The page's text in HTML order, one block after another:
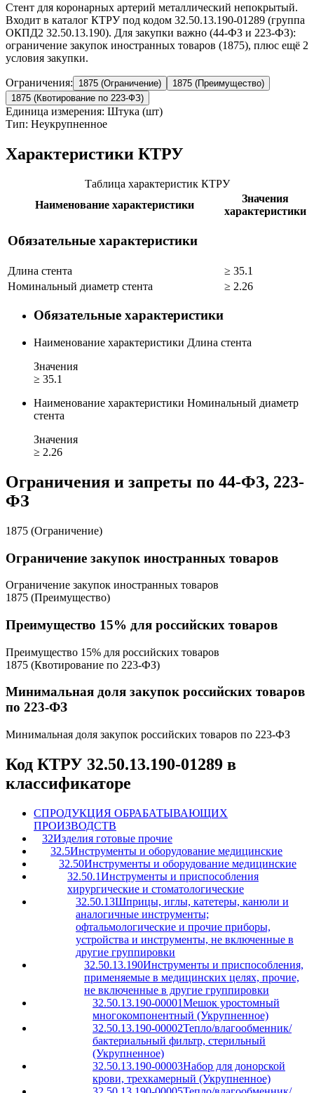
Стент для коронарных артерий металлический непокрытый.
Входит в каталог КТРУ под кодом 32.50.13.190-01289 (группа
ОКПД2 32.50.13.190). Для закупки важно (44-ФЗ и 223-ФЗ):
ограничение закупок иностранных товаров (1875), плюс ещё 2
условия закупки.
Ограничения: 1875 (Ограничение)
1875 (Преимущество)
1875 (Квотирование по 223-ФЗ)
Единица измерения: Штука (шт)
Тип: Неукрупненное
Характеристики КТРУ
Таблица характеристик КТРУ
Наименование характеристики
Значения
характеристики
Обязательные характеристики
Длина стента
≥ 35.1
Номинальный диаметр стента
≥ 2.26
Обязательные характеристики
Наименование характеристики Длина стента
Значения
≥ 35.1
Наименование характеристики Номинальный диаметр
стента
Значения
≥ 2.26
Ограничения и запреты по 44-ФЗ, 223-
ФЗ
1875 (Ограничение)
Ограничение закупок иностранных товаров
Ограничение закупок иностранных товаров
1875 (Преимущество)
Преимущество 15% для российских товаров
Преимущество 15% для российских товаров
1875 (Квотирование по 223-ФЗ)
Минимальная доля закупок российских товаров
по 223-ФЗ
Минимальная доля закупок российских товаров по 223-ФЗ
Код КТРУ 32.50.13.190-01289 в
классификаторе
CПРОДУКЦИЯ ОБРАБАТЫВАЮЩИХ
ПРОИЗВОДСТВ
32Изделия готовые прочие
32.5Инструменты и оборудование медицинские
32.50Инструменты и оборудование медицинские
32.50.1Инструменты и приспособления
хирургические и стоматологические
32.50.13Шприцы, иглы, катетеры, канюли и
аналогичные инструменты;
офтальмологические и прочие приборы,
устройства и инструменты, не включенные в
другие группировки
32.50.13.190Инструменты и приспособления,
применяемые в медицинских целях, прочие,
не включенные в другие группировки
32.50.13.190-00001Мешок уростомный
многокомпонентный (Укрупненное)
32.50.13.190-00002Тепло/влагообменник/
бактериальный фильтр, стерильный
(Укрупненное)
32.50.13.190-00003Набор для донорской
крови, трехкамерный (Укрупненное)